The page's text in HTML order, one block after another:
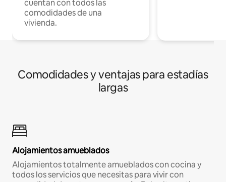
cuentan con todos las
comodidades de una
vivienda.
Comodidades y ventajas para estadías
largas
Alojamientos amueblados
Alojamientos totalmente amueblados con cocina y
todos los servicios que necesitas para vivir con